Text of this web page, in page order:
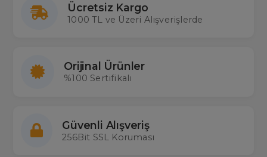
Ücretsiz Kargo
1000 TL ve Üzeri Alışverişlerde
Orijinal Ürünler
%100 Sertifikalı
Güvenli Alışveriş
256Bit SSL Koruması